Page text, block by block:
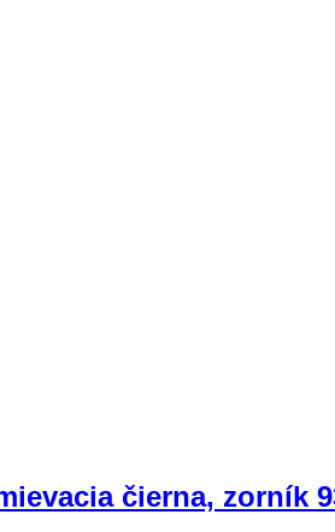
čierna, zorník